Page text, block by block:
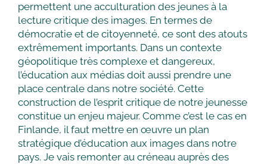
permettent une acculturation des jeunes à la
lecture critique des images. En termes de
démocratie et de citoyenneté, ce sont des atouts
extrêmement importants. Dans un contexte
géopolitique très complexe et dangereux,
l’éducation aux médias doit aussi prendre une
place centrale dans notre société. Cette
construction de l’esprit critique de notre jeunesse
constitue un enjeu majeur. Comme c’est le cas en
Finlande, il faut mettre en œuvre un plan
stratégique d’éducation aux images dans notre
pays. Je vais remonter au créneau auprès des